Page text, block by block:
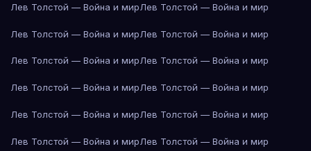
Лев Толстой — Война и мирЛев Толстой — Война и мир
Лев Толстой — Война и мирЛев Толстой — Война и мир
Лев Толстой — Война и мирЛев Толстой — Война и мир
Лев Толстой — Война и мирЛев Толстой — Война и мир
Лев Толстой — Война и мирЛев Толстой — Война и мир
Лев Толстой — Война и мирЛев Толстой — Война и мир